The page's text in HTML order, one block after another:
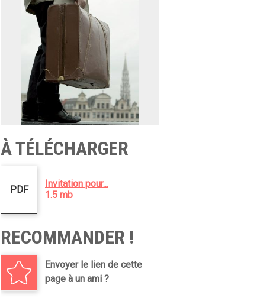
À TÉLÉCHARGER
PDF
Invitation pour...
1.5 mb
RECOMMANDER !
Envoyer le lien de cette
page à un ami ?